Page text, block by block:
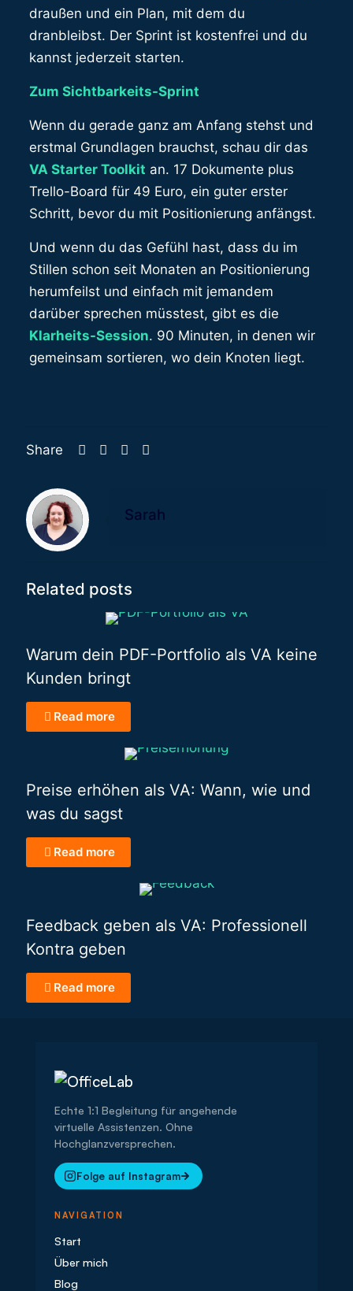
draußen und ein Plan, mit dem du
dranbleibst. Der Sprint ist kostenfrei und du
kannst jederzeit starten.
Zum Sichtbarkeits-Sprint
Wenn du gerade ganz am Anfang stehst und
erstmal Grundlagen brauchst, schau dir das
VA Starter Toolkit an. 17 Dokumente plus
Trello-Board für 49 Euro, ein guter erster
Schritt, bevor du mit Positionierung anfängst.
Und wenn du das Gefühl hast, dass du im
Stillen schon seit Monaten an Positionierung
herumfeilst und einfach mit jemandem
darüber sprechen müsstest, gibt es die
Klarheits-Session. 90 Minuten, in denen wir
gemeinsam sortieren, wo dein Knoten liegt.
Share
Sarah
Related posts
Warum dein PDF-Portfolio als VA keine
Kunden bringt
Read more
Preise erhöhen als VA: Wann, wie und
was du sagst
Read more
Feedback geben als VA: Professionell
Kontra geben
Read more
Echte 1:1 Begleitung für angehende
virtuelle Assistenzen. Ohne
Hochglanzversprechen.
Folge auf Instagram
NAVIGATION
Start
Über mich
Blog